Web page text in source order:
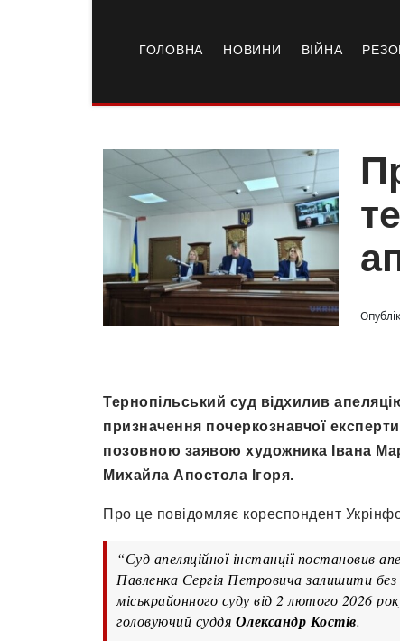
ГОЛОВНА НОВИНИ ВІЙНА
Тернопільський суд відхилив
призначення почеркознавчої
позовною заявою художника Івана
Михайла Апостола Ігоря.
Про це повідомляє кореспондент
“Суд апеляційної інстанції постановив
Павленка Сергія Петровича залишити без
міськрайонного суду від 2 лютого 2026
головуючий суддя Олександр Костів.